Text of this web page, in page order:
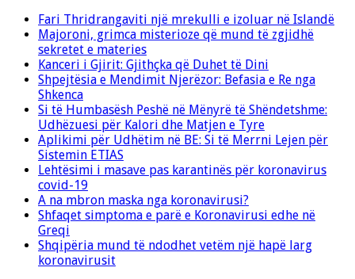
Fari Thridrangaviti një mrekulli e izoluar në Islandë
Majoroni, grimca misterioze që mund të zgjidhë
sekretet e materies
Kanceri i Gjirit: Gjithçka që Duhet të Dini
Shpejtësia e Mendimit Njerëzor: Befasia e Re nga
Shkenca
Si të Humbasësh Peshë në Mënyrë të Shëndetshme:
Udhëzuesi për Kalori dhe Matjen e Tyre
Aplikimi për Udhëtim në BE: Si të Merrni Lejen për
Sistemin ETIAS
Lehtësimi i masave pas karantinës për koronavirus
covid-19
A na mbron maska nga koronavirusi?
Shfaqet simptoma e parë e Koronavirusi edhe në
Greqi
Shqipëria mund të ndodhet vetëm një hapë larg
koronavirusit